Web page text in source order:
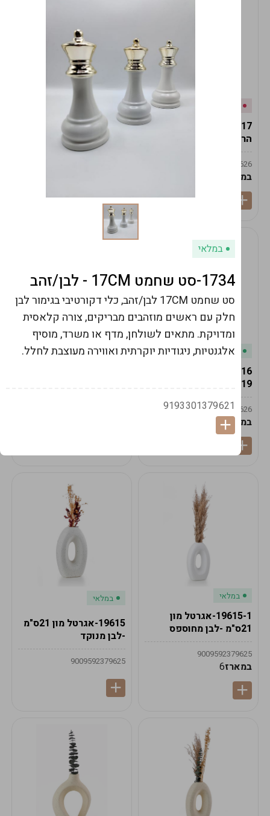
הרמס 19ס"מ -לבן נקי
9009492379626
במארז
במלאי
19617/6-אגרטל הרמס
במלאי
19ס"מ -קרם
9009492379626
במארז6
במלאי
במלאי
19615-1-אגרטל מון
21ס"מ -לבן מחוספס
9009592379625
במארז6
במלאי
19615-אגרטל מון 21ס"מ
-לבן מנוקד
9009592379625
במלאי
1734-סט שחמט 17CM - לבן/זהב
סט שחמט 17CM לבן/זהב, כלי דקורטיבי בגימור לבן
חלק עם ראשים מוזהבים מבריקים, צורה קלאסית
ומדויקת. מתאים לשולחן, מדף או משרד, מוסיף
אלגנטיות, ניגודיות יוקרתית ואווירה מעוצבת לחלל.
9193301379621